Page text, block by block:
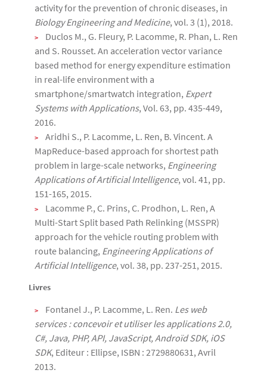
activity for the prevention of chronic diseases, in
Biology Engineering and Medicine, vol. 3 (1), 2018.
Duclos M., G. Fleury, P. Lacomme, R. Phan, L. Ren
and S. Rousset. An acceleration vector variance
based method for energy expenditure estimation
in real-life environment with a
smartphone/smartwatch integration, Expert
Systems with Applications, Vol. 63, pp. 435-449,
2016.
Aridhi S., P. Lacomme, L. Ren, B. Vincent. A
MapReduce-based approach for shortest path
problem in large-scale networks, Engineering
Applications of Artificial Intelligence, vol. 41, pp.
151-165, 2015.
Lacomme P., C. Prins, C. Prodhon, L. Ren, A
Multi-Start Split based Path Relinking (MSSPR)
approach for the vehicle routing problem with
route balancing, Engineering Applications of
Artificial Intelligence, vol. 38, pp. 237-251, 2015.
Livres
Fontanel J., P. Lacomme, L. Ren. Les web
services : concevoir et utiliser les applications 2.0,
C#, Java, PHP, API, JavaScript, Androïd SDK, iOS
SDK, Editeur : Ellipse, ISBN : 2729880631, Avril
2013.